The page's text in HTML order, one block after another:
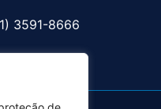
3591-8666